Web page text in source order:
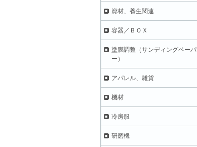
資材、養生関連
容器／ＢＯＸ
塗膜調整（サンディングペーパ
ー）
アパレル、雑貨
機材
冷房服
研磨機